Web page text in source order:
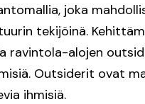
joka
tekijöinä.
ravintola-alojen
Outsiderit ovat
ihmisiä.